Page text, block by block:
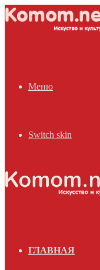
Меню
Switch skin
ГЛАВНАЯ